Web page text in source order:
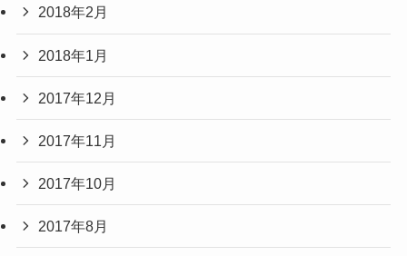
2018年2月
2018年1月
2017年12月
2017年11月
2017年10月
2017年8月